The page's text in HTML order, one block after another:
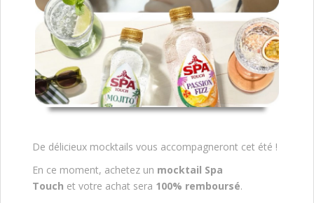
De délicieux mocktails vous accompagneront cet été !
En ce moment, achetez un mocktail Spa
Touch et votre achat sera 100% remboursé.